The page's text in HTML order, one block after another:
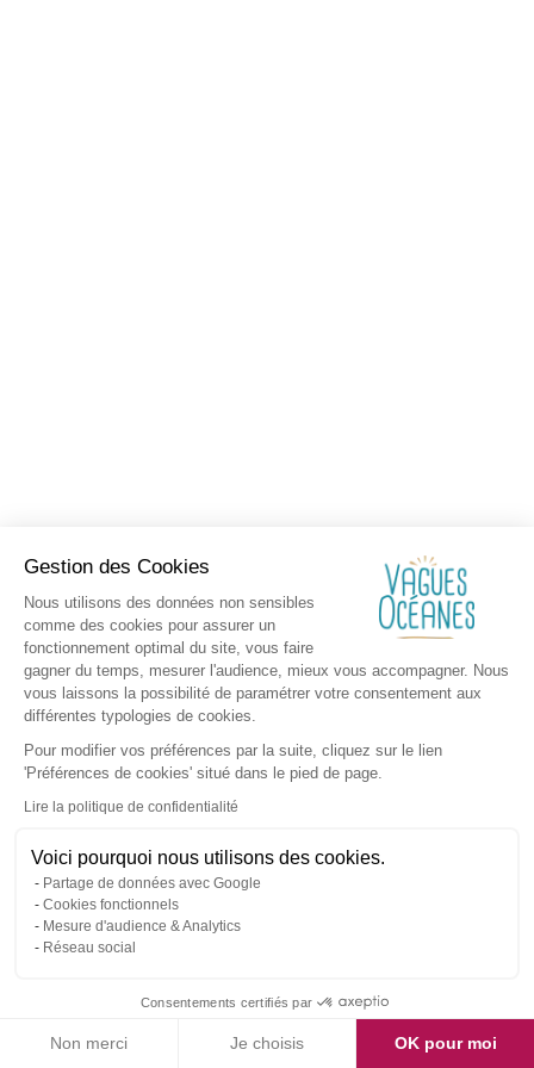
Gestion des Cookies
Nous utilisons des données non sensibles
comme des cookies pour assurer un
fonctionnement optimal du site, vous faire
gagner du temps, mesurer l'audience, mieux vous accompagner. Nous
vous laissons la possibilité de paramétrer votre consentement aux
différentes typologies de cookies.
Pour modifier vos préférences par la suite, cliquez sur le lien
'Préférences de cookies' situé dans le pied de page.
Lire la politique de confidentialité
Voici pourquoi nous utilisons des cookies.
Partage de données avec Google
Cookies fonctionnels
Mesure d'audience & Analytics
Réseau social
Consentements certifiés par
Non merci Je choisis OK pour moi